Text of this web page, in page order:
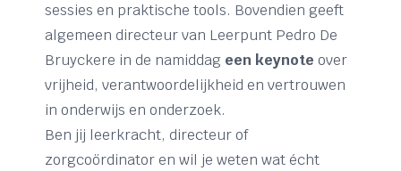
sessies en praktische tools. Bovendien geeft
algemeen directeur van Leerpunt Pedro De
Bruyckere in de namiddag een keynote over
vrijheid, verantwoordelijkheid en vertrouwen
in onderwijs en onderzoek.
Ben jij leerkracht, directeur of
zorgcoördinator en wil je weten wat écht